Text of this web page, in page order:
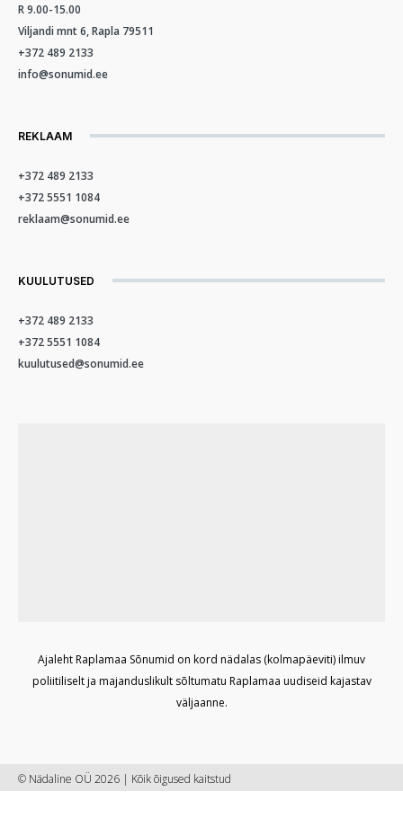
R 9.00-15.00
Viljandi mnt 6, Rapla 79511
+372 489 2133
info@sonumid.ee
REKLAAM
+372 489 2133
+372 5551 1084
reklaam@sonumid.ee
KUULUTUSED
+372 489 2133
+372 5551 1084
kuulutused@sonumid.ee
Ajaleht Raplamaa Sõnumid on kord nädalas (kolmapäeviti) ilmuv
poliitiliselt ja majanduslikult sõltumatu Raplamaa uudiseid kajastav
väljaanne.
© Nädaline OÜ 2026 | Kõik õigused kaitstud